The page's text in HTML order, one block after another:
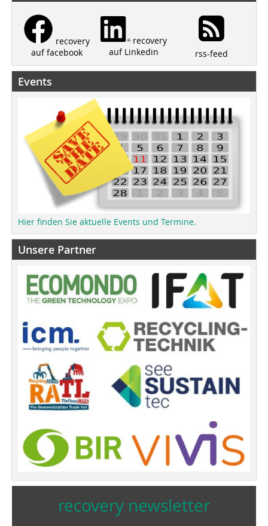
recovery
auf facebook
recovery
auf Linkedin
rss-feed
Events
Hier finden Sie aktuelle Events und Termine.
Unsere Partner
recovery newsletter